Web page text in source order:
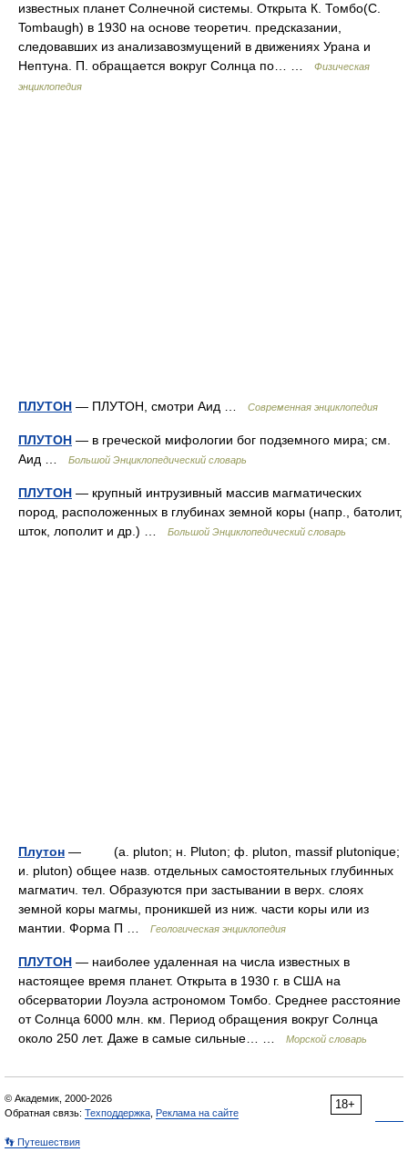
известных планет Солнечной системы. Открыта К. Томбо(С.
Tombaugh) в 1930 на основе теоретич. предсказании,
следовавших из анализавозмущений в движениях Урана и
Нептуна. П. обращается вокруг Солнца по… …
Физическая
энциклопедия
ПЛУТОН — ПЛУТОН, смотри Аид … Современная энциклопедия
ПЛУТОН — в греческой мифологии бог подземного мира; см.
Аид …
Большой Энциклопедический словарь
ПЛУТОН — крупный интрузивный массив магматических
пород, расположенных в глубинах земной коры (напр., батолит,
шток, лополит и др.) …
Большой Энциклопедический словарь
Плутон — (a. pluton; н. Pluton; ф. pluton, massif plutonique;
и. pluton) общее назв. отдельных самостоятельных глубинных
магматич. тел. Oбразуются при застывании в верх. слоях
земной коры магмы, проникшей из ниж. части коры или из
мантии. Форма П …
Геологическая энциклопедия
ПЛУТОН — наиболее удаленная на числа известных в
настоящее время планет. Открыта в 1930 г. в США на
обсерватории Лоуэла астрономом Томбо. Среднее расстояние
от Солнца 6000 млн. км. Период обращения вокруг Солнца
около 250 лет. Даже в самые сильные… …
Морской словарь
18+
© Академик, 2000-2026
Обратная связь: Техподдержка Реклама на сайте
👣 Путешествия